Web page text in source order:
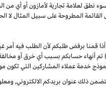
سوء نطق لعلامة تجارية لأمازون أو
المطروحة على سبيل المثال لا
قمنا برفض طلبكم لأن الطلب فيه
الأوضاع. ألا انه, في حال تم في أي وقت 1) رفض طلبكم لأي سبب
خدمة عملاء المشاركين التي تكون
ذلك عنوان بريدكم الالكتروني,